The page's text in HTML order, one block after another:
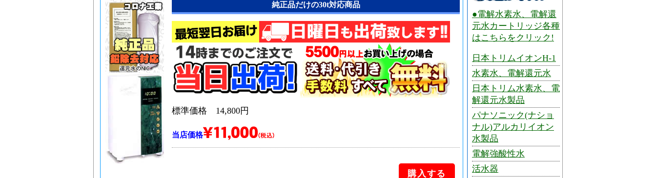
純正品だけの30t対応商品
標準価格 14,800円
当店価格
●電解水素水、電解還
元水カートリッジ各種
はこちらをクリック!
日本トリムイオンH-1
水素水、電解還元水
日本トリム水素水、電
解還元水製品
パナソニック(ナショ
ナル)アルカリイオン
水製品
電解強酸性水
活水器